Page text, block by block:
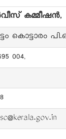
കമ്മീഷൻ,
കൊട്ടാരം
004,